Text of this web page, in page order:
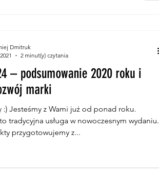
– podsumowanie 2020 roku i
marki
:) Jesteśmy z Wami już od ponad roku.
tradycyjna usługa w nowoczesnym wydaniu.
przygotowujemy z...
Dmitruk
2 minut(y) czytania